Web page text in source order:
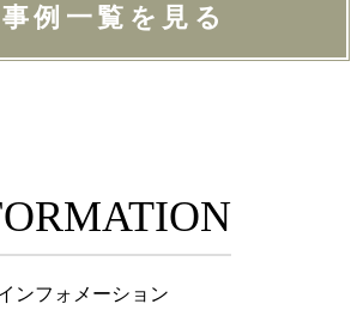
例一覧を見る
ンフォメーション